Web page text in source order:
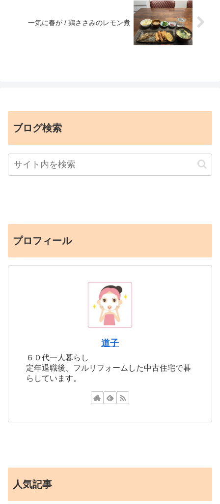
一気に春が / 鶏ささみのレモン煮
ブログ検索
プロフィール
道子
６０代一人暮らし
定年退職後、フルリフォームした中古住宅で暮
らしています。
人気記事